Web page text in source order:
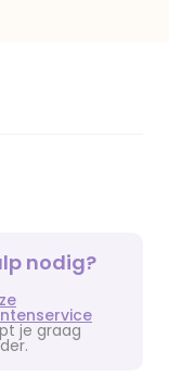
nodig?
je graag